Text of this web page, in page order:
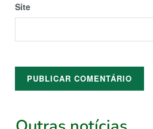
Site